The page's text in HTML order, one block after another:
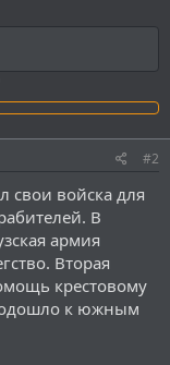
#2
свои войска для
В
армия
Вторая
крестовому
к южным